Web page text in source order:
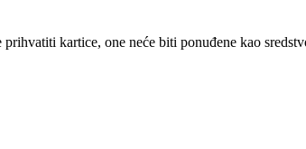
kartice, one neće biti ponuđene kao